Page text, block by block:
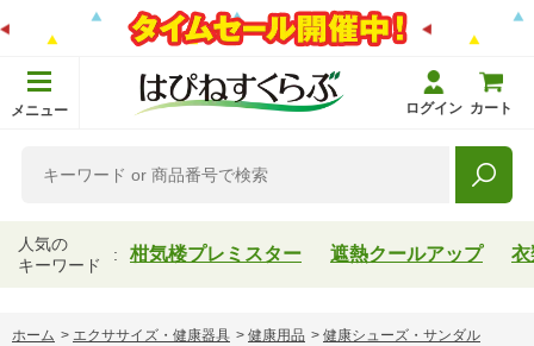
メニュー ログイン カート
人気の
キーワード
柑気楼プレミスター 遮熱クールアップ 衣
ホーム > エクササイズ・健康器具 > 健康用品 > 健康シューズ・サンダル